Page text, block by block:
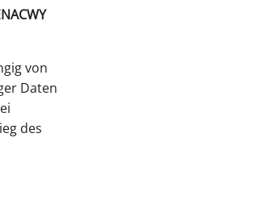
von
Daten
des